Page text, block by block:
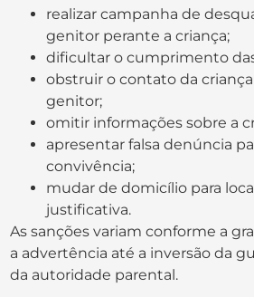
realizar campanha de
genitor perante a criança;
dificultar o cumprimento
obstruir o contato da
genitor;
omitir informações sobre a
apresentar falsa denúncia
convivência;
mudar de domicílio para
justificativa.
As sanções variam conforme a
a advertência até a inversão da
da autoridade parental.